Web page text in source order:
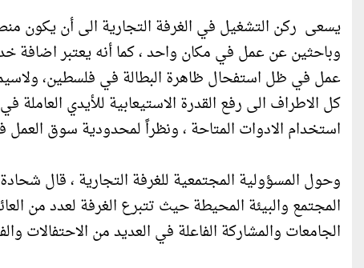
يسعى ركن التشغيل في الغرفة التجارية الى أن يكون
وباحثين عن عمل في مكان واحد ، كما أنه يعتبر اضافة
عمل في ظل استفحال ظاهرة البطالة في فلسطين،
كل الاطراف الى رفع القدرة الاستيعابية للأيدي
استخدام الادوات المتاحة ، ونظراً لمحدودية سوق
وحول المسؤولية المجتمعية للغرفة التجارية ، قال
المجتمع والبيئة المحيطة حيث تتبرع الغرفة لعدد من
الجامعات والمشاركة الفاعلة في العديد من الاحتفالات